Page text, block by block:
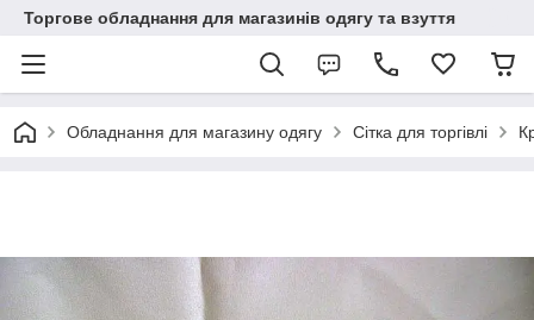
Торгове обладнання для магазинів одягу та взуття
Обладнання для магазину одягу Сітка для торгівлі